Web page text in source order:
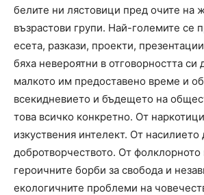
белите ни лястовици пред очите на
възрастови групи. Най-големите се
есета, разкази, проекти,
бяха невероятни в отговорността си
малкото им предоставено време и
всекидневието и бъдещето на
това всичко конкретно. От
изкуствения интелект. От насилието
добротворчеството. От фолклорното
героичните борби за свобода и
екологичните проблеми на